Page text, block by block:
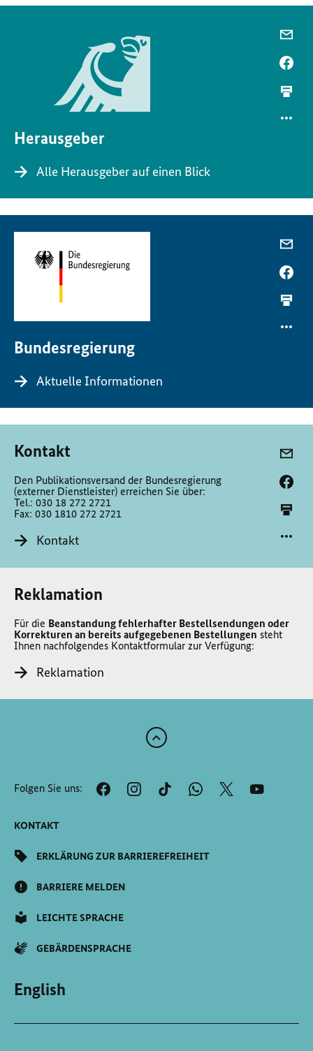
Herausgeber
Alle Herausgeber auf einen Blick
Bundesregierung
Aktuelle Informationen
Kontakt
Den Publikationsversand der Bundesregierung
(externer Dienstleister) erreichen Sie über:
Tel.: 030 18 272 2721
Fax: 030 1810 272 2721
Kontakt
Reklamation
Für die Beanstandung fehlerhafter Bestellsendungen oder
Korrekturen an bereits aufgegebenen Bestellungen steht
Ihnen nachfolgendes Kontaktformular zur Verfügung:
Reklamation
Zum
der
Seite
Folgen Sie uns:
KONTAKT
ERKLÄRUNG ZUR BARRIEREFREIHEIT
BARRIERE MELDEN
LEICHTE SPRACHE
GEBÄRDENSPRACHE
English